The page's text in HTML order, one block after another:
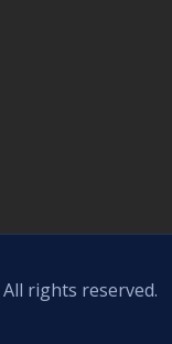
rights reserved.